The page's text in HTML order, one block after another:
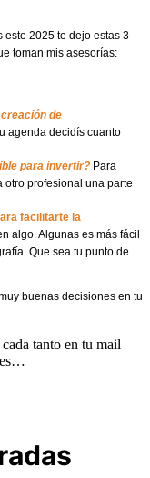
este 2025 te dejo estas 3
toman mis asesorías:
de
agenda decidís cuanto
para invertir? Para
otro profesional una parte
facilitarte la
algo. Algunas es más fácil
Que sea tu punto de
buenas decisiones en tu
tanto en tu mail